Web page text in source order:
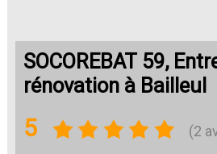
SOCOREBAT 59,
rénovation à Bailleul
5 (2